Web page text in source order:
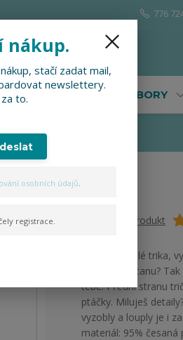
Hledat
776
FIRMY, FESTIVALY, SOUBORY
Ohodnotit produkt
Máš ráda úplé trika,
příměsí elastanu?
tebe. Přední stranu
ptáčky. Miluješ
vyzobly a louply je i
materiál: 95% česaná
nákup.
stačí zadat mail,
newslettery.
to.
osobních údajů.
registrace.